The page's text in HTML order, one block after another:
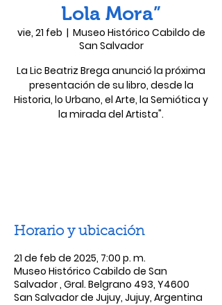
Lola Mora”
vie, 21 feb
  |
Museo Histórico Cabildo de
San Salvador
La Lic Beatriz Brega anunció la próxima
presentación de su libro, desde la
Historia, lo Urbano, el Arte, la Semiótica y
la mirada del Artista".
Horario y ubicación
21 de feb de 2025, 7:00 p. m.
Museo Histórico Cabildo de San
Salvador , Gral. Belgrano 493, Y4600
San Salvador de Jujuy, Jujuy, Argentina